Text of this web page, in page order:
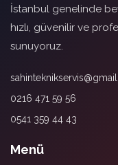
İstanbul genelinde
hızlı, güvenilir ve
sunuyoruz.
0216 471 59 56
0541 359 44 43
Menü